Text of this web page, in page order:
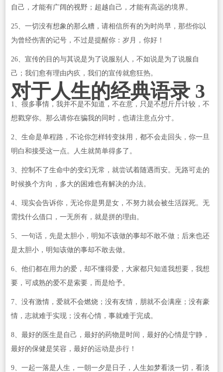
自己，才能有广阔的视野；超越自己，才能有高远的境界。
25、一切没有想象的那么糟，请相信所有的为时尚早，那些你以
为曾经伤害的记号，不过是提醒你：岁月，你好！
26、宣传的目的与其说是为了说服别人，不如说是为了说服自
己；我们愈有理由内疚，我们的宣传就愈狂热。
对于人生的经典语录 3
1、很多事情，我并不是不知道，不在意，只是不想斤斤计较，不
想戳穿你。那么请你在骗我的同时，也请注意点分寸。
2、生命是单程路，不论你怎样转变抹用，都不会走回头，你一旦
明白和接受这一点。人生就简单得多了。
3、控制不了生命中的变幻无常，就尝试着随遇而安。无路可走的
时候换个方向，多大的困难也有解决的办法。
4、现实会告诉你，无论你是男是女，不努力就会被生活踩死。无
需找什么借口，一无所有，就是拼的理由。
5、一句话，先是太胆小，明知不该做的事却不敢不做；后来也还
是太胆小，明知该做的事却不敢去做。
6、他们都在用力的爱，却不懂得爱，大家都只知道我想要，我想
要，可成熟的爱不是索要，而是给予。
7、没有激情，爱就不会燃烧；没有友情，朋就不会满座；没有豪
情，志就难于实现；没有心情，事就难于完成。
8、最好的医生是自己，最好的药物是时间，最好的心情是宁静，
最好的保健是笑容，最好的运动是步行！
9、一起一落是人生，一朝一夕是日子，人生如梦看淡一切，看淡